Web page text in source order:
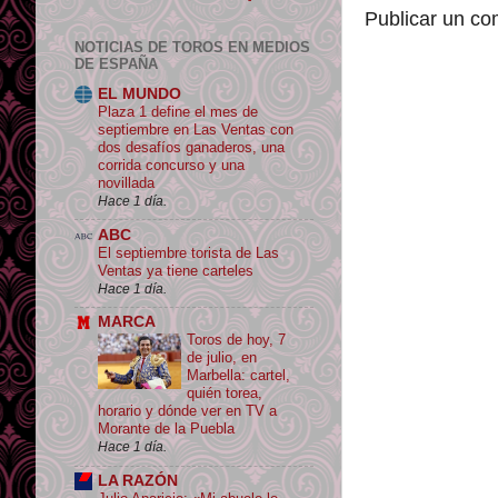
Publicar un
NOTICIAS DE TOROS EN MEDIOS
DE ESPAÑA
EL MUNDO
Plaza 1 define el mes de
septiembre en Las Ventas con
dos desafíos ganaderos, una
corrida concurso y una
novillada
Hace 1 día.
ABC
El septiembre torista de Las
Ventas ya tiene carteles
Hace 1 día.
MARCA
Toros de hoy, 7
de julio, en
Marbella: cartel,
quién torea,
horario y dónde ver en TV a
Morante de la Puebla
Hace 1 día.
LA RAZÓN